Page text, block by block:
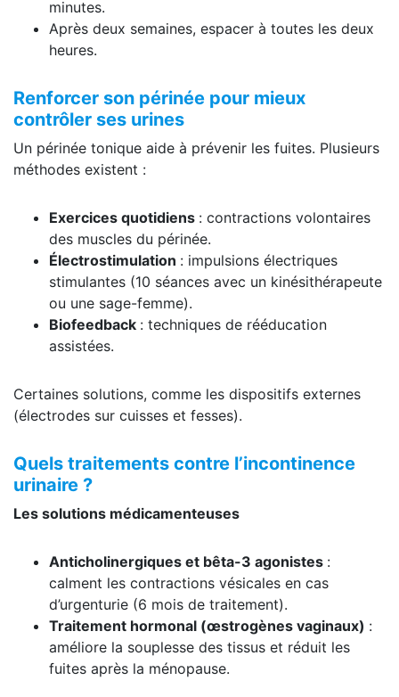
minutes.
Après deux semaines, espacer à toutes les deux
heures.
Renforcer son périnée pour mieux
contrôler ses urines
Un périnée tonique aide à prévenir les fuites. Plusieurs
méthodes existent :
Exercices quotidiens : contractions volontaires
des muscles du périnée.
Électrostimulation : impulsions électriques
stimulantes (10 séances avec un kinésithérapeute
ou une sage-femme).
Biofeedback : techniques de rééducation
assistées.
Certaines solutions, comme les dispositifs externes
(électrodes sur cuisses et fesses).
Quels traitements contre l’incontinence
urinaire ?
Les solutions médicamenteuses
Anticholinergiques et bêta-3 agonistes :
calment les contractions vésicales en cas
d’urgenturie (6 mois de traitement).
Traitement hormonal (œstrogènes vaginaux) :
améliore la souplesse des tissus et réduit les
fuites après la ménopause.